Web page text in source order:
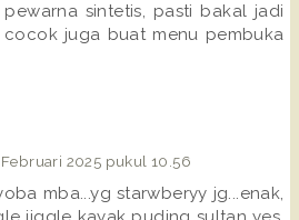
sintetis, pasti bakal jadi
juga buat menu pembuka
Februari 2025 pukul 10.56
mba...yg starwberyy jg...enak,